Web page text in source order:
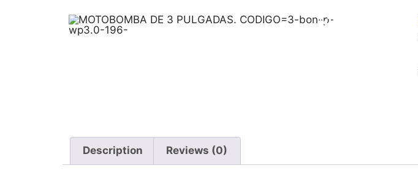
Description Reviews (0)